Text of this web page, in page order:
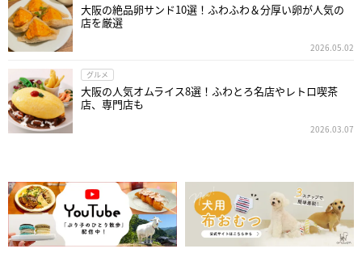
大阪の絶品卵サンド10選！ふわふわ＆分厚い卵が人気の
店を厳選
2026.05.02
グルメ
大阪の人気オムライス8選！ふわとろ名店やレトロ喫茶
店、専門店も
2026.03.07